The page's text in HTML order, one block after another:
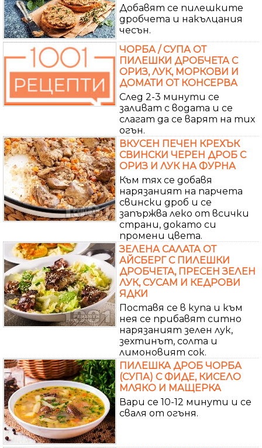
Добавят се пилешките
дробчета и накълцания
чесън.
ЧОРБА / СУПА ОТ
ПИЛЕШКИ ДРОБЧЕТА С
ОРИЗ, ЛУК, МОРКОВИ И
ДОМАТИ ОТ КОНСЕРВА
След 2-3 минути се
заливат с водата и се
слагат да се варят на тих
огън.
ВКУСЕН ПЕЧЕН КРЕХЪК
СВИНСКИ ЧЕРЕН ДРОБ С
ОРИЗ И ЛУК НА ФУРНА
Към тях се добавя
нарязаният на парчета
свински дроб и се
запържва леко от всички
страни, докато си
промени цвета.
ЗЕЛЕНА САЛАТА ОТ
АЙСБЕРГ С ПИЛЕШКИ
ДРОБЧЕТА, ПРЕСЕН ЗЕЛЕН
ЛУК, СУСАМ И КЕДРОВИ
ЯДКИ
Поставя се в купа и към
нея се прибавят ситно
нарязаният зелен лук,
зехтинът, солта и
лимоновият сок.
ПИЛЕШКА ДРОБ ЧОРБА
(СУПА) С ФИДЕ, КИСЕЛО
МЛЯКО И МАЩЕРКА
Вари се 10-12 минути и се
сваля от огъня.